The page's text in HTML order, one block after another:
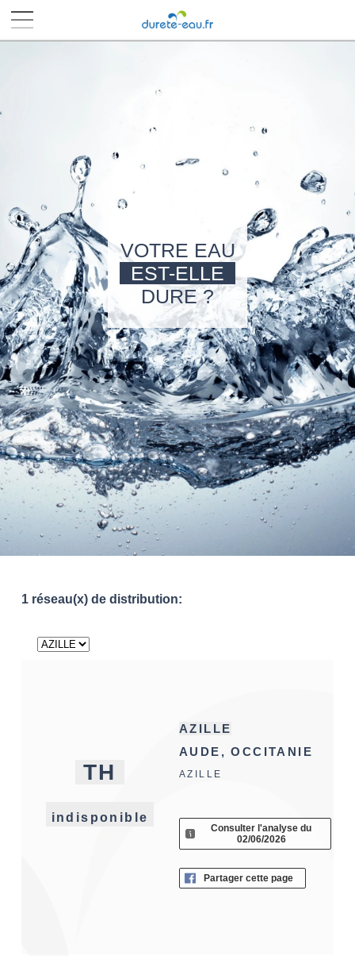
VOTRE EAU
EST-ELLE
DURE ?
1 réseau(x) de distribution:
TH
indisponible
AZILLE
AUDE, OCCITANIE
AZILLE
Consulter l'analyse du
02/06/2026
Partager cette page